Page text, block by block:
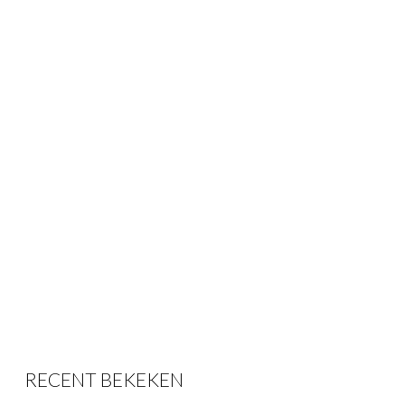
RECENT BEKEKEN